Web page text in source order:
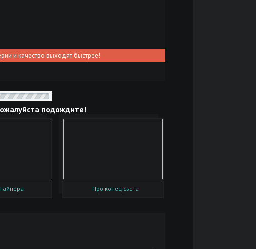
и качество выходят быстрее!
подождите!
Про конец света